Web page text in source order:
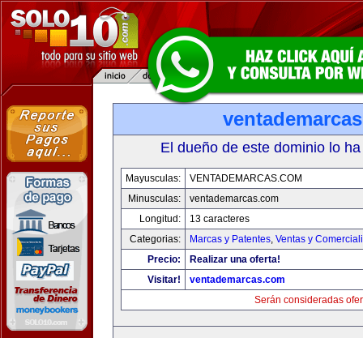
El dueño de este dominio lo
Mayusculas:
VENTADEMARCAS.COM
Minusculas:
ventademarcas.com
Longitud:
13 caracteres
Categorias:
Marcas y Patentes, Ventas y
Precio:
Realizar una oferta!
Visitar!
ventademarcas.com
Serán consideradas